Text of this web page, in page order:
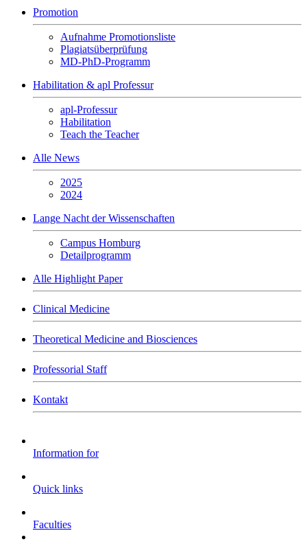
Promotion
Aufnahme Promotionsliste
Plagiatsüberprüfung
MD-PhD-Programm
Habilitation & apl Professur
apl-Professur
Habilitation
Teach the Teacher
Alle News
2025
2024
Lange Nacht der Wissenschaften
Campus Homburg
Detailprogramm
Alle Highlight Paper
Clinical Medicine
Theoretical Medicine and Biosciences
Professorial Staff
Kontakt
Information for
Quick links
Faculties